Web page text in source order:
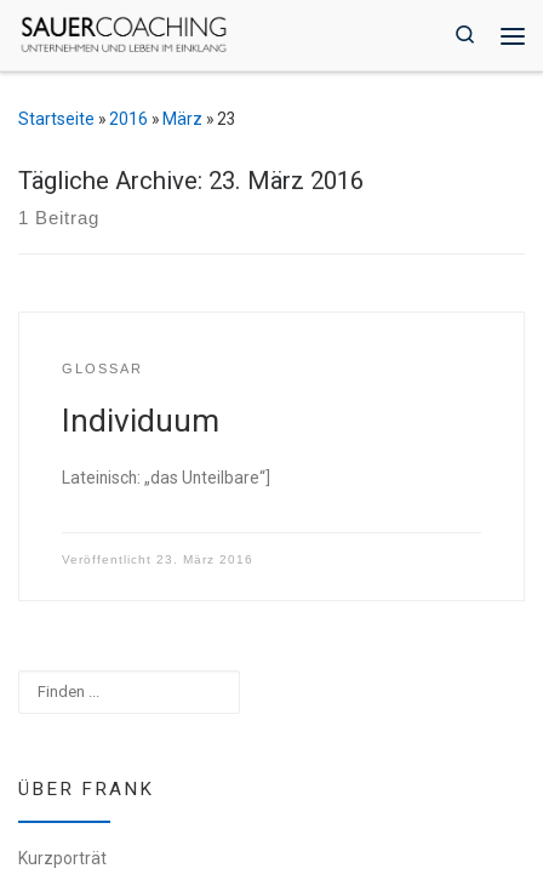
Zum Inhalt springen
Search
Startseite »2016 » März » 23
Tägliche Archive: 23. März 2016
1 Beitrag
GLOSSAR
Individuum
Lateinisch: „das Unteilbare“]
Veröffentlicht 23. März 2016
ÜBER FRANK
Kurzporträt